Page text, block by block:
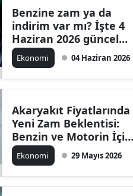
Benzine zam ya da
indirim var mı? İşte 4
Haziran 2026 güncel
benzin, motorin ve LPG
fiyatları
Ekonomi 04 Haziran 2026
Akaryakıt Fiyatlarında
Yeni Zam Beklentisi:
Benzin ve Motorin İçin
Kritik Tarih Verildi
Ekonomi 29 Mayıs 2026